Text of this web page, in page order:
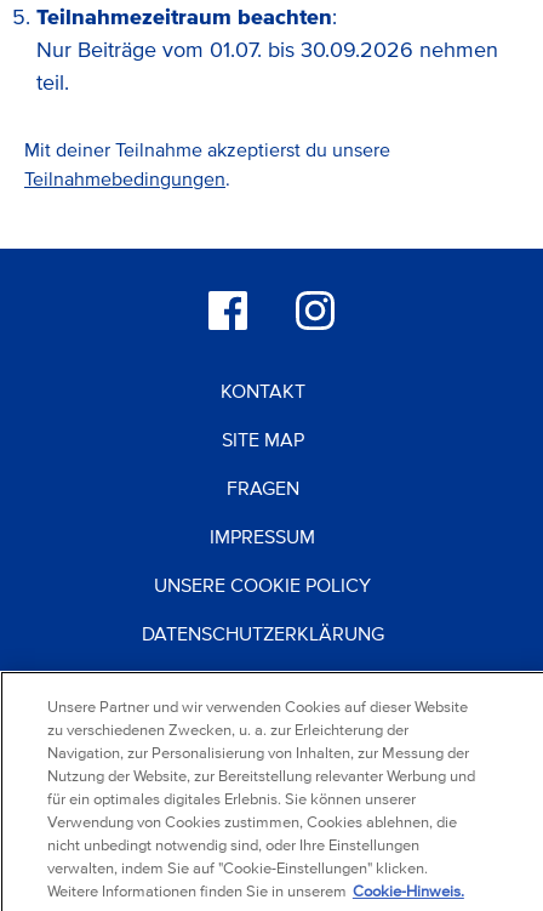
Teilnahmezeitraum beachten:
Nur Beiträge vom 01.07. bis 30.09.2026 nehmen
teil.
Mit deiner Teilnahme akzeptierst du unsere
Teilnahmebedingungen.
KONTAKT
SITE MAP
FRAGEN
IMPRESSUM
UNSERE COOKIE POLICY
DATENSCHUTZERKLÄRUNG
KARRIERE
®2026 Mondelez Deutschland
Services GmbH & Co. KG
Mondelez Europe Services GmbH Zweigniederlassung
Österreich
Unsere Partner und wir verwenden Cookies auf dieser Website
zu verschiedenen Zwecken, u. a. zur Erleichterung der
Navigation, zur Personalisierung von Inhalten, zur Messung der
Nutzung der Website, zur Bereitstellung relevanter Werbung und
für ein optimales digitales Erlebnis. Sie können unserer
Verwendung von Cookies zustimmen, Cookies ablehnen, die
nicht unbedingt notwendig sind, oder Ihre Einstellungen
verwalten, indem Sie auf "Cookie-Einstellungen" klicken.
Weitere Informationen finden Sie in unserem Cookie-Hinweis.